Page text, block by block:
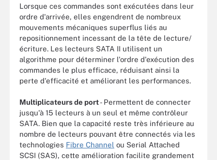
Lorsque ces commandes sont exécutées dans leur
ordre d'arrivée, elles engendrent de nombreux
mouvements mécaniques superflus liés au
repositionnement incessant de la tête de lecture/
écriture. Les lecteurs SATA II utilisent un
algorithme pour déterminer l'ordre d'exécution des
commandes le plus efficace, réduisant ainsi la
perte d'efficacité et améliorant les performances.
Multiplicateurs de port- Permettent de connecter
jusqu'à 15 lecteurs à un seul et même contrôleur
SATA. Bien que la capacité reste très inférieure au
nombre de lecteurs pouvant être connectés via les
technologies Fibre Channel ou Serial Attached
SCSI (SAS), cette amélioration facilite grandement